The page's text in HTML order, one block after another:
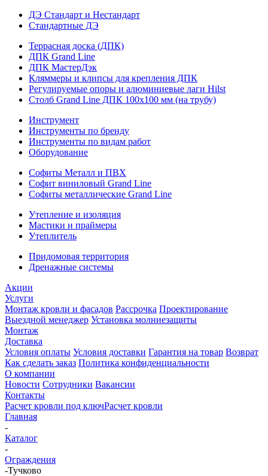
ДЭ Стандарт и Нестандарт
Стандартные ДЭ
Террасная доска (ДПК)
ДПК Grand Line
ДПК МастерДэк
Кляммеры и клипсы для крепления ДПК
Регулируемые опоры и алюминиевые лаги Hilst
Столб Grand Line ДПК 100х100 мм (на трубу)
Инструмент
Инструменты по бренду
Инструменты по видам работ
Оборудование
Софиты Металл и ПВХ
Софит виниловый Grand Line
Софиты металлические Grand Line
Утепление и изоляция
Мастики и праймеры
Утеплитель
Придомовая территория
Дренажные системы
Акции
Услуги
Монтаж кровли и фасадов Рассрочка Проектирование
Выездной менеджер Установка молниезащиты
Монтаж
Доставка
Условия оплаты Условия доставки Гарантия на товар Возврат
Как сделать заказ Политика конфиденциальности
О компании
Новости Сотрудники Вакансии
Контакты
Расчет кровли под ключРасчет кровли
Главная
-
Каталог
-
Ограждения
-Тучково